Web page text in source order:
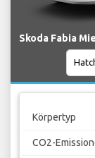
Skoda Fabia
Körpertyp
CO2-